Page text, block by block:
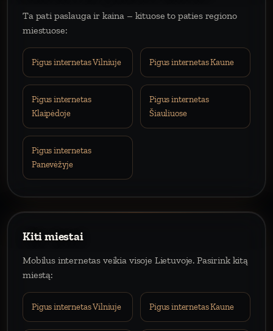
Ta pati paslauga ir kaina – kituose to paties regiono
miestuose:
Pigus internetas Vilniuje Pigus internetas Kaune
Pigus internetas
Klaipėdoje
Pigus internetas
Šiauliuose
Pigus internetas
Panevėžyje
Kiti miestai
Mobilus internetas veikia visoje Lietuvoje. Pasirink kitą
miestą:
Pigus internetas Vilniuje Pigus internetas Kaune